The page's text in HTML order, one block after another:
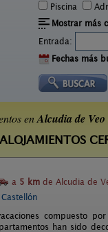
Piscina
Mostrar más
Entrada:
Fechas más
enAlcudia de Veo
a 5 km de Alcudia de
compuesto
han sido